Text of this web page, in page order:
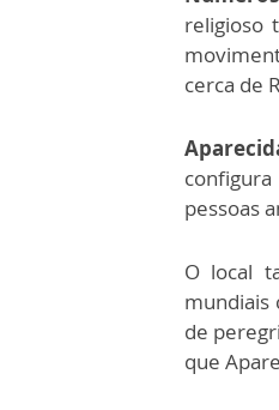
religioso
cerca de
pessoas
O local
mundiais
de
que